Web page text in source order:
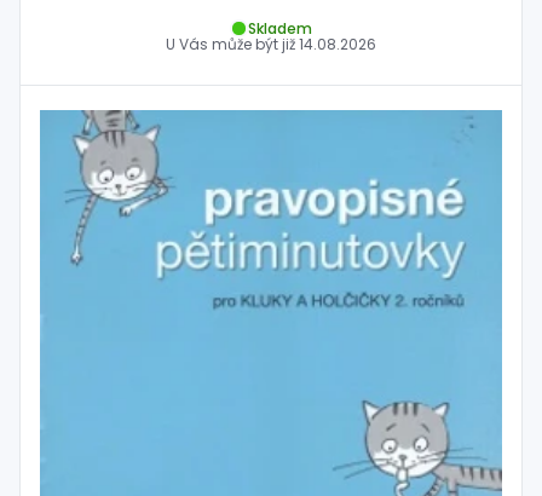
Skladem
U Vás může být již14.08.2026